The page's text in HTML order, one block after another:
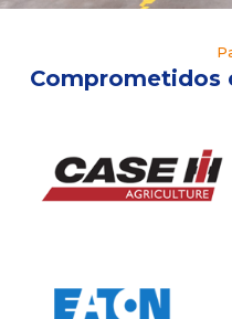
Comprometidos